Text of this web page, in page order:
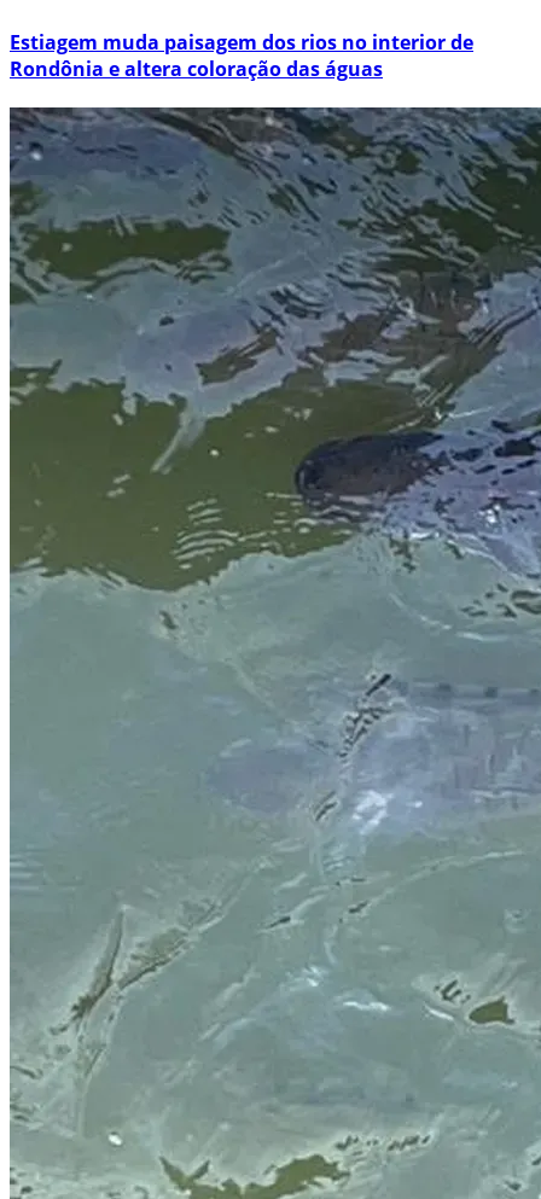
Estiagem muda paisagem dos rios no interior de
Rondônia e altera coloração das águas